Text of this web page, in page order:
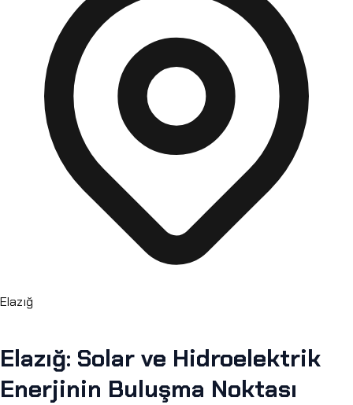
Elazığ
Elazığ: Solar ve Hidroelektrik
Enerjinin Buluşma Noktası